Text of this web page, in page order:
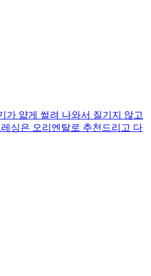
가 얇게 썰려 나와서 질기지 않고
싱은 오리엔탈로 추천드리고 다